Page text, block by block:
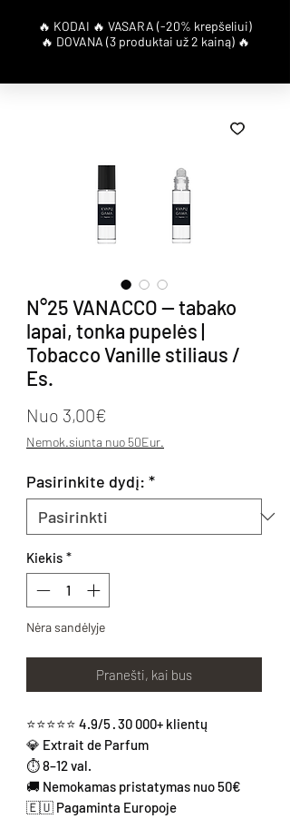
N°25 VANACCO — tabako
lapai, tonka pupelės |
Tobacco Vanille stiliaus /
Es.
Nuo 3,00€
Nemok.siunta nuo 50Eur.
Pasirinkite dydį: *
Kiekis *
Nėra sandėlyje
Pranešti, kai bus
⭐⭐⭐⭐⭐ 4.9/5 · 30 000+ klientų
💎 Extrait de Parfum
⏱ 8–12 val.
🚚 Nemokamas pristatymas nuo 50€
🇪🇺 Pagaminta Europoje